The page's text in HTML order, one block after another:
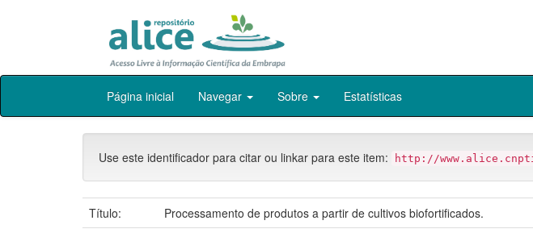
Skip
Página inicial Navegar Sobre Estatísticas
Use este identificador para citar ou linkar para este item: http://
Título:
Processamento de produtos a partir de cultivos biofortificados.